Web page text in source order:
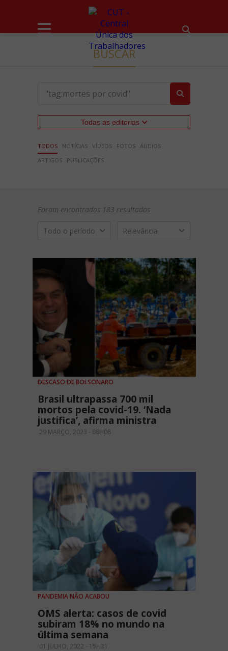
BUSCAR
Todas as editorias
TODOS NOTÍCIAS VÍDEOS FOTOS ÁUDIOS
ARTIGOS
PUBLICAÇÕES
Foram encontrados 183 resultados
Todo o período Relevância
DESCASO DE BOLSONARO
Brasil ultrapassa 700 mil
mortos pela covid-19. ‘Nada
justifica’, afirma ministra
29 MARÇO, 2023 - 08H08
PANDEMIA NÃO ACABOU
OMS alerta: casos de covid
subiram 18% no mundo na
última semana
01 JULHO, 2022 - 15H31